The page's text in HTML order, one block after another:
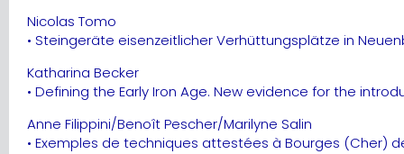
Nicolas Tomo
• Steingeräte eisenzeitlicher Verhüttungsplätze in
Katharina Becker
• Defining the Early Iron Age. New evidence for the
Anne Filippini/Benoît Pescher/Marilyne Salin
• Exemples de techniques attestées à Bourges (Cher)